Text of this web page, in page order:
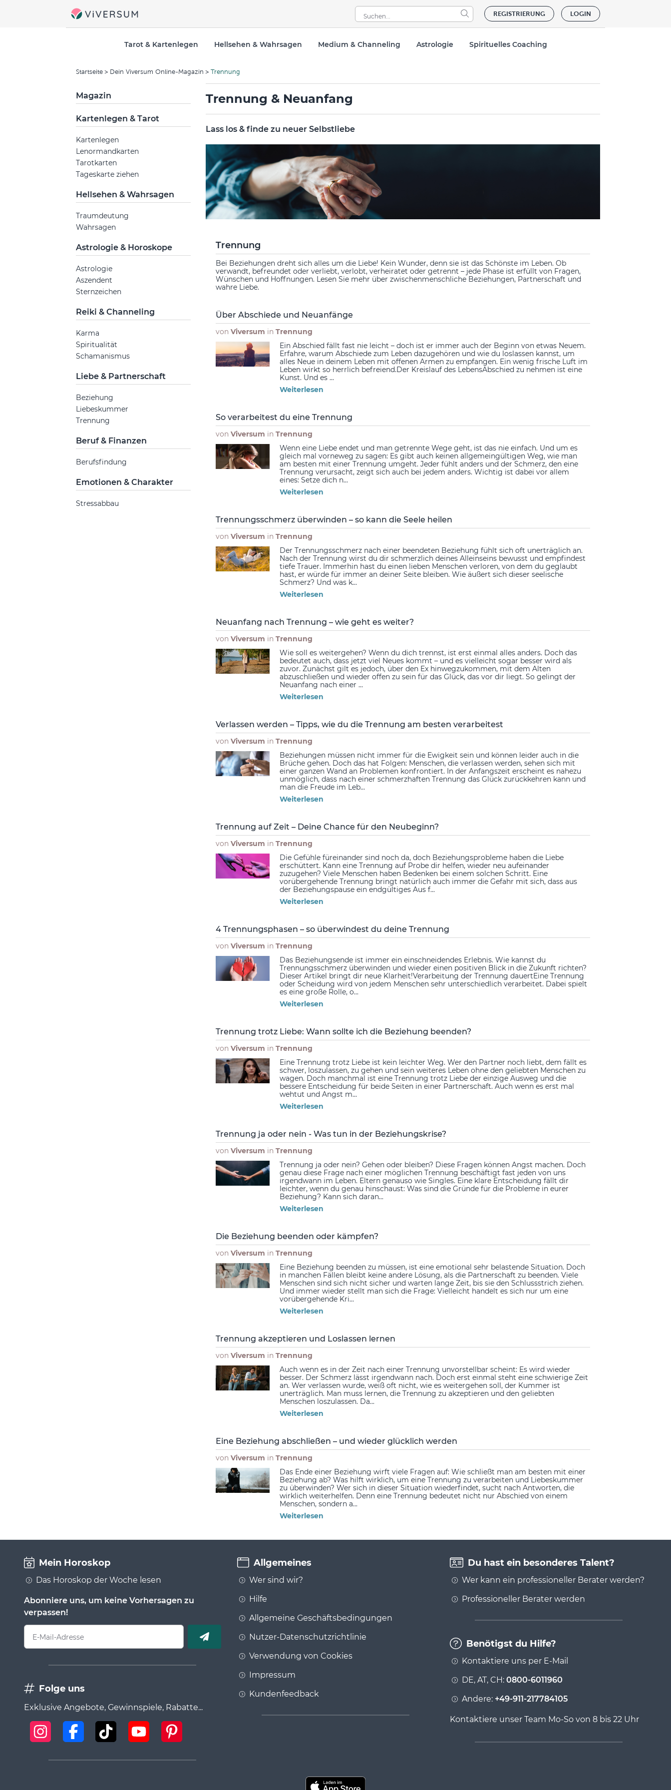
REGISTRIERUNG LOGIN
Tarot & Kartenlegen Hellsehen & Wahrsagen Medium & Channeling Astrologie Spirituelles Coaching
Startseite Dein Viversum Online-Magazin Trennung
Magazin
Kartenlegen & Tarot
Kartenlegen
Lenormandkarten
Tarotkarten
Tageskarte ziehen
Hellsehen & Wahrsagen
Traumdeutung
Wahrsagen
Astrologie & Horoskope
Astrologie
Aszendent
Sternzeichen
Reiki & Channeling
Karma
Spiritualität
Schamanismus
Liebe & Partnerschaft
Beziehung
Liebeskummer
Trennung
Beruf & Finanzen
Berufsfindung
Emotionen & Charakter
Stressabbau
Trennung & Neuanfang
Lass los & finde zu neuer Selbstliebe
Trennung
Bei Beziehungen dreht sich alles um die Liebe! Kein Wunder, denn sie ist das Schönste im Leben. Ob
verwandt, befreundet oder verliebt, verlobt, verheiratet oder getrennt – jede Phase ist erfüllt von Fragen,
Wünschen und Hoffnungen. Lesen Sie mehr über zwischenmenschliche Beziehungen, Partnerschaft und
wahre Liebe.
Über Abschiede und Neuanfänge
von Viversum in Trennung
Ein Abschied fällt fast nie leicht – doch ist er immer auch der Beginn von etwas Neuem.
Erfahre, warum Abschiede zum Leben dazugehören und wie du loslassen kannst, um
alles Neue in deinem Leben mit offenen Armen zu empfangen. Ein wenig frische Luft im
Leben wirkt so herrlich befreiend.Der Kreislauf des LebensAbschied zu nehmen ist eine
Kunst. Und es ...
Weiterlesen
So verarbeitest du eine Trennung
von Viversum in Trennung
Wenn eine Liebe endet und man getrennte Wege geht, ist das nie einfach. Und um es
gleich mal vorneweg zu sagen: Es gibt auch keinen allgemeingültigen Weg, wie man
am besten mit einer Trennung umgeht. Jeder fühlt anders und der Schmerz, den eine
Trennung verursacht, zeigt sich auch bei jedem anders. Wichtig ist dabei vor allem
eines: Setze dich n...
Weiterlesen
Trennungsschmerz überwinden – so kann die Seele heilen
von Viversum in Trennung
Der Trennungsschmerz nach einer beendeten Beziehung fühlt sich oft unerträglich an.
Nach der Trennung wirst du dir schmerzlich deines Alleinseins bewusst und empfindest
tiefe Trauer. Immerhin hast du einen lieben Menschen verloren, von dem du geglaubt
hast, er würde für immer an deiner Seite bleiben. Wie äußert sich dieser seelische
Schmerz? Und was k...
Weiterlesen
Neuanfang nach Trennung – wie geht es weiter?
von Viversum in Trennung
Wie soll es weitergehen? Wenn du dich trennst, ist erst einmal alles anders. Doch das
bedeutet auch, dass jetzt viel Neues kommt – und es vielleicht sogar besser wird als
zuvor. Zunächst gilt es jedoch, über den Ex hinwegzukommen, mit dem Alten
abzuschließen und wieder offen zu sein für das Glück, das vor dir liegt. So gelingt der
Neuanfang nach einer ...
Weiterlesen
Verlassen werden – Tipps, wie du die Trennung am besten verarbeitest
von Viversum in Trennung
Beziehungen müssen nicht immer für die Ewigkeit sein und können leider auch in die
Brüche gehen. Doch das hat Folgen: Menschen, die verlassen werden, sehen sich mit
einer ganzen Wand an Problemen konfrontiert. In der Anfangszeit erscheint es nahezu
unmöglich, dass nach einer schmerzhaften Trennung das Glück zurückkehren kann und
man die Freude im Leb...
Weiterlesen
Trennung auf Zeit – Deine Chance für den Neubeginn?
von Viversum in Trennung
Die Gefühle füreinander sind noch da, doch Beziehungsprobleme haben die Liebe
erschüttert. Kann eine Trennung auf Probe dir helfen, wieder neu aufeinander
zuzugehen? Viele Menschen haben Bedenken bei einem solchen Schritt. Eine
vorübergehende Trennung bringt natürlich auch immer die Gefahr mit sich, dass aus
der Beziehungspause ein endgültiges Aus f...
Weiterlesen
4 Trennungsphasen – so überwindest du deine Trennung
von Viversum in Trennung
Das Beziehungsende ist immer ein einschneidendes Erlebnis. Wie kannst du
Trennungsschmerz überwinden und wieder einen positiven Blick in die Zukunft richten?
Dieser Artikel bringt dir neue Klarheit!Verarbeitung der Trennung dauertEine Trennung
oder Scheidung wird von jedem Menschen sehr unterschiedlich verarbeitet. Dabei spielt
es eine große Rolle, o...
Weiterlesen
Trennung trotz Liebe: Wann sollte ich die Beziehung beenden?
von Viversum in Trennung
Eine Trennung trotz Liebe ist kein leichter Weg. Wer den Partner noch liebt, dem fällt es
schwer, loszulassen, zu gehen und sein weiteres Leben ohne den geliebten Menschen zu
wagen. Doch manchmal ist eine Trennung trotz Liebe der einzige Ausweg und die
bessere Entscheidung für beide Seiten in einer Partnerschaft. Auch wenn es erst mal
wehtut und Angst m...
Weiterlesen
Trennung ja oder nein - Was tun in der Beziehungskrise?
von Viversum in Trennung
Trennung ja oder nein? Gehen oder bleiben? Diese Fragen können Angst machen. Doch
genau diese Frage nach einer möglichen Trennung beschäftigt fast jeden von uns
irgendwann im Leben. Eltern genauso wie Singles. Eine klare Entscheidung fällt dir
leichter, wenn du genau hinschaust: Was sind die Gründe für die Probleme in eurer
Beziehung? Kann sich daran...
Weiterlesen
Die Beziehung beenden oder kämpfen?
von Viversum in Trennung
Eine Beziehung beenden zu müssen, ist eine emotional sehr belastende Situation. Doch
in manchen Fällen bleibt keine andere Lösung, als die Partnerschaft zu beenden. Viele
Menschen sind sich nicht sicher und warten lange Zeit, bis sie den Schlussstrich ziehen.
Und immer wieder stellt man sich die Frage: Vielleicht handelt es sich nur um eine
vorübergehende Kri...
Weiterlesen
Trennung akzeptieren und Loslassen lernen
von Viversum in Trennung
Auch wenn es in der Zeit nach einer Trennung unvorstellbar scheint: Es wird wieder
besser. Der Schmerz lässt irgendwann nach. Doch erst einmal steht eine schwierige Zeit
an. Wer verlassen wurde, weiß oft nicht, wie es weitergehen soll, der Kummer ist
unerträglich. Man muss lernen, die Trennung zu akzeptieren und den geliebten
Menschen loszulassen. Da...
Weiterlesen
Eine Beziehung abschließen – und wieder glücklich werden
von Viversum in Trennung
Das Ende einer Beziehung wirft viele Fragen auf: Wie schließt man am besten mit einer
Beziehung ab? Was hilft wirklich, um eine Trennung zu verarbeiten und Liebeskummer
zu überwinden? Wer sich in dieser Situation wiederfindet, sucht nach Antworten, die
wirklich weiterhelfen. Denn eine Trennung bedeutet nicht nur Abschied von einem
Menschen, sondern a...
Weiterlesen
Mein Horoskop
Das Horoskop der Woche lesen
Abonniere uns, um keine Vorhersagen zu
verpassen!
E-Mail-Adresse
Folge uns
Exklusive Angebote, Gewinnspiele, Rabatte...
Allgemeines
Wer sind wir?
Hilfe
Allgemeine Geschäftsbedingungen
Nutzer-Datenschutzrichtlinie
Verwendung von Cookies
Impressum
Kundenfeedback
Du hast ein besonderes Talent?
Wer kann ein professioneller Berater werden?
Professioneller Berater werden
Benötigst du Hilfe?
Kontaktiere uns per E-Mail
DE, AT, CH:0800-6011960
Andere: +49-911-217784105
Kontaktiere unser Team Mo-So von 8 bis 22 Uhr